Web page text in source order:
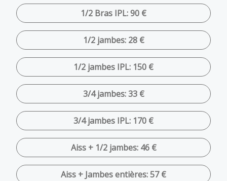
1/2 Bras IPL: 90 €
1/2 jambes: 28 €
1/2 jambes IPL: 150 €
3/4 jambes: 33 €
3/4 jambes IPL: 170 €
Aiss + 1/2 jambes: 46 €
Aiss + Jambes entières: 57 €